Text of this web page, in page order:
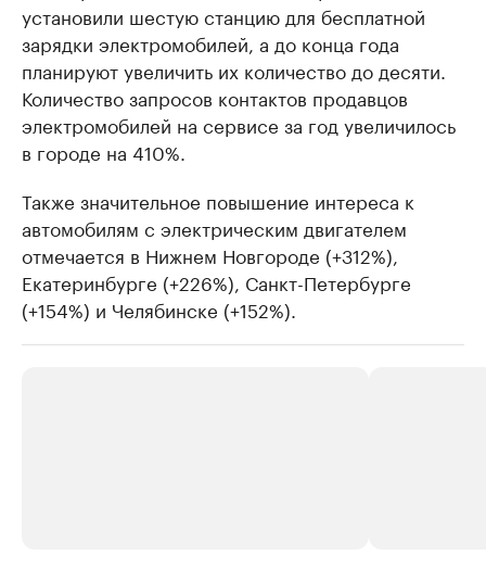
установили шестую станцию для бесплатной
зарядки электромобилей, а до конца года
планируют увеличить их количество до десяти.
Количество запросов контактов продавцов
электромобилей на сервисе за год увеличилось
в городе на 410%.
Также значительное повышение интереса к
автомобилям с электрическим двигателем
отмечается в Нижнем Новгороде (+312%),
Екатеринбурге (+226%), Санкт-Петербурге
(+154%) и Челябинске (+152%).